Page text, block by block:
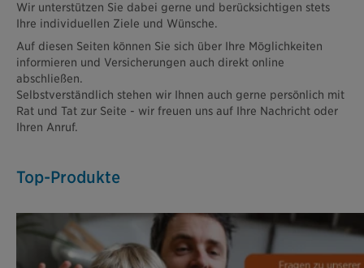
Wir unterstützen Sie dabei gerne und berücksichtigen stets
Ihre individuellen Ziele und Wünsche.
Auf diesen Seiten können Sie sich über Ihre Möglichkeiten
informieren und Versicherungen auch direkt online
abschließen.
Selbstverständlich stehen wir Ihnen auch gerne persönlich mit
Rat und Tat zur Seite - wir freuen uns auf Ihre Nachricht oder
Ihren Anruf.
Top-Produkte